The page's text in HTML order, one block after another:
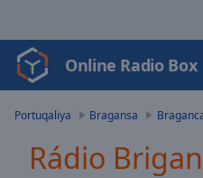
Video
Player
Video
Online Radio Box
Portuqaliya Bragansa
Rádio